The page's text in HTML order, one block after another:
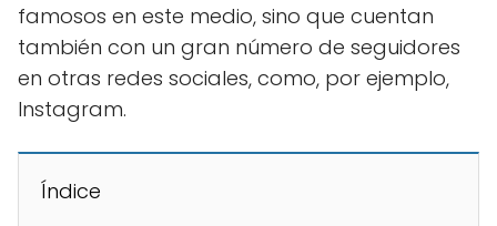
famosos en este medio, sino que cuentan
también con un gran número de seguidores
en otras redes sociales, como, por ejemplo,
Instagram.
Índice